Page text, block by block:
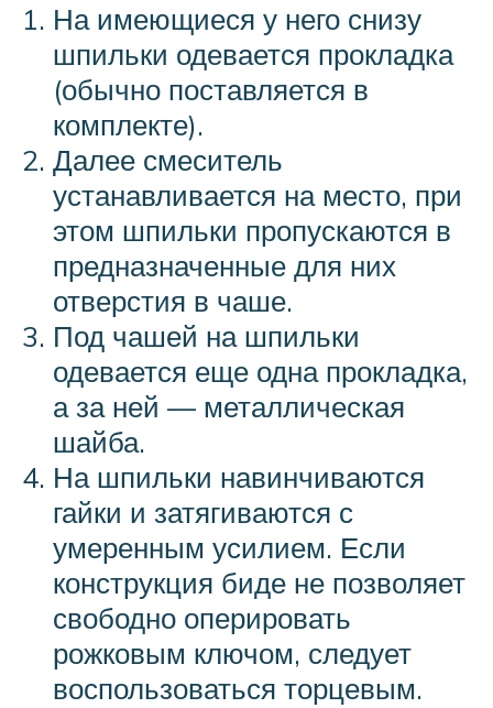
На имеющиеся у него снизу
шпильки одевается прокладка
(обычно поставляется в
комплекте).
Далее смеситель
устанавливается на место, при
этом шпильки пропускаются в
предназначенные для них
отверстия в чаше.
Под чашей на шпильки
одевается еще одна прокладка,
а за ней — металлическая
шайба.
На шпильки навинчиваются
гайки и затягиваются с
умеренным усилием. Если
конструкция биде не позволяет
свободно оперировать
рожковым ключом, следует
воспользоваться торцевым.